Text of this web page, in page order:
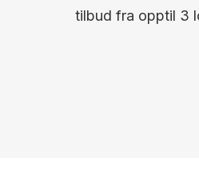
tilbud fra opptil 3